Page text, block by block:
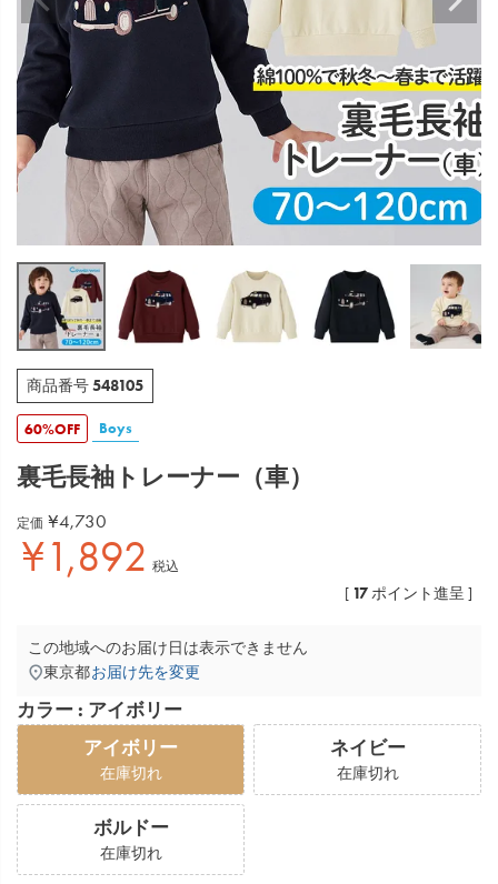
商品番号548105
60%OFF Boys
裏毛長袖トレーナー（車）
定価 ¥4,730
¥1,892 税込
[ 17ポイント進呈 ]
この地域へのお届け日は表示できません
東京都お届け先を変更
カラー
アイボリー
アイボリー
在庫切れ
ネイビー
在庫切れ
ボルドー
在庫切れ